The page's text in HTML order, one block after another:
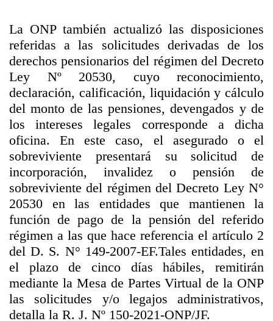
La ONP también actualizó las disposiciones
referidas a las solicitudes derivadas de los
derechos pensionarios del régimen del Decreto
Ley Nº 20530, cuyo reconocimiento,
declaración, calificación, liquidación y cálculo
del monto de las pensiones, devengados y de
los intereses legales corresponde a dicha
oficina. En este caso, el asegurado o el
sobreviviente presentará su solicitud de
incorporación, invalidez o pensión de
sobreviviente del régimen del Decreto Ley N°
20530 en las entidades que mantienen la
función de pago de la pensión del referido
régimen a las que hace referencia el artículo 2
del D. S. N° 149-2007-EF.Tales entidades, en
el plazo de cinco días hábiles, remitirán
mediante la Mesa de Partes Virtual de la ONP
las solicitudes y/o legajos administrativos,
detalla la R. J. Nº 150-2021-ONP/JF.